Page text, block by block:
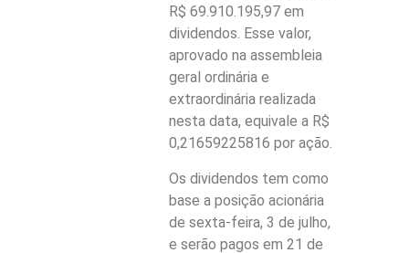
R$ 69.910.195,97 em
dividendos. Esse valor,
aprovado na assembleia
geral ordinária e
extraordinária realizada
nesta data, equivale a R$
0,21659225816 por ação.
Os dividendos tem como
base a posição acionária
de sexta-feira, 3 de julho,
e serão pagos em 21 de